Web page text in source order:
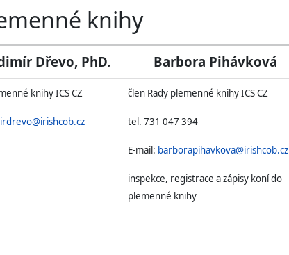
knihy
Dřevo, PhD. Barbora Pihávková
knihy ICS CZ člen Rady plemenné knihy ICS CZ
tel. 731 047 394
E-mail: barborapihavkova@irishcob.cz
inspekce, registrace a zápisy koní do
plemenné knihy